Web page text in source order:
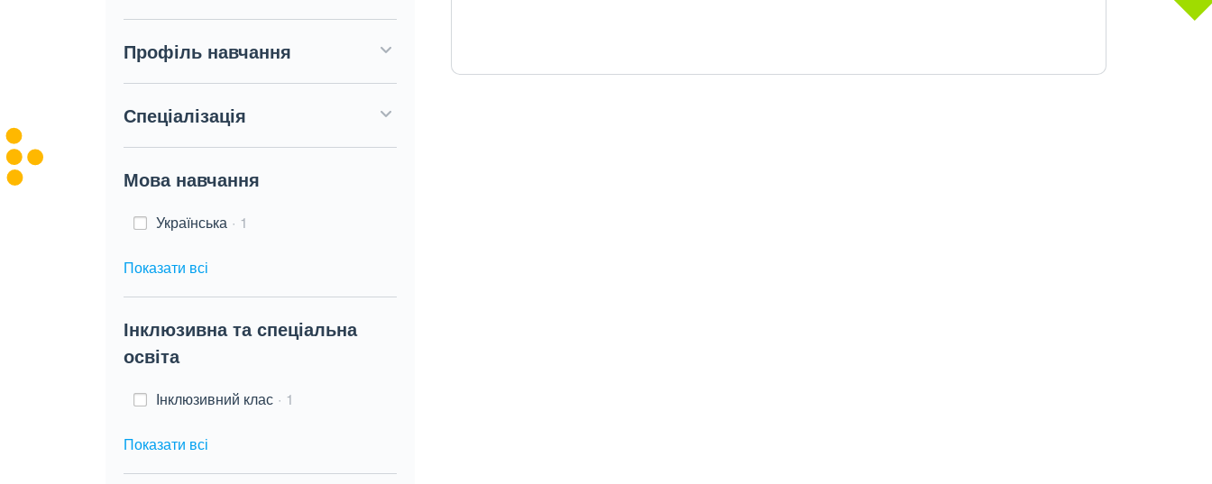
Профіль навчання
Спеціалізація
Мова навчання
Українська 1
Показати всі
Інклюзивна та спеціальна
освіта
Інклюзивний клас 1
Показати всі